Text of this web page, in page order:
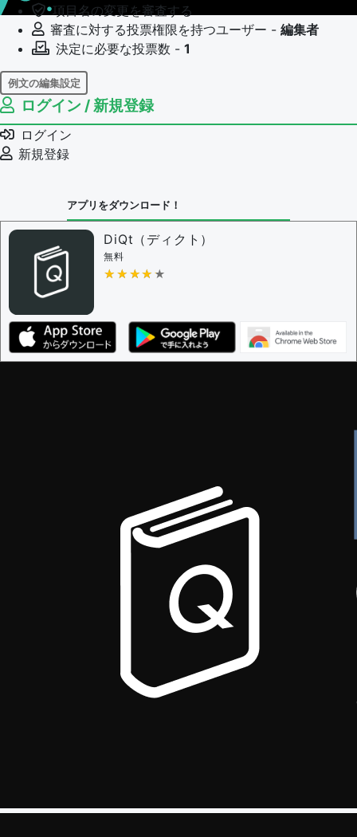
項目名の変更を審査する
審査に対する投票権限を持つユーザー - 編集者
決定に必要な投票数 - 1
例文の編集設定
例文の編集権限を持つユーザー -
例文の編集を審査する
例文の削除を審査する
審査に対する投票権限を持つユーザー -
問題の編集権限を持つユーザー -
審査に対する投票権限を持つユーザー -
ザー
決定に必要な投票数 -
編集ガイドライン
ログイン / 新規登録
ログイン
新規登録
アプリをダウンロード！
DiQt（ディクト）
無料
★★★★★
★★★★★